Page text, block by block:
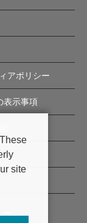
アポリシー
表示事項
site